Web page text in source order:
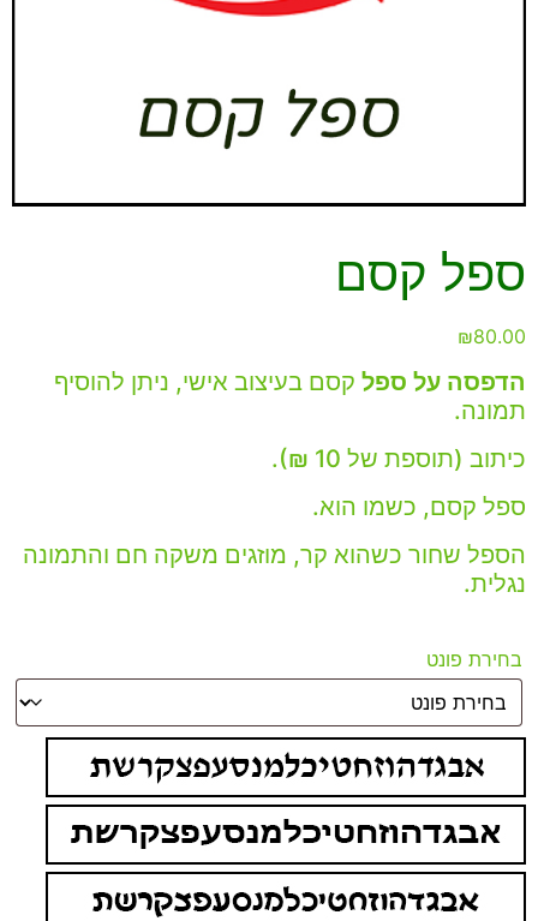
ספל קסם
₪80.00
הדפסה על ספל קסם בעיצוב אישי, ניתן להוסיף
תמונה.
כיתוב (תוספת של 10 ₪).
ספל קסם, כשמו הוא.
הספל שחור כשהוא קר, מוזגים משקה חם והתמונה
נגלית.
בחירת פונט